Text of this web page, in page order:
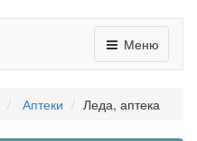
Меню
Аптеки Леда, аптека